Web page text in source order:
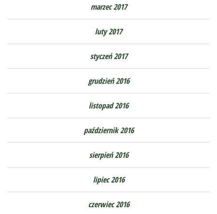
marzec 2017
luty 2017
styczeń 2017
grudzień 2016
listopad 2016
październik 2016
sierpień 2016
lipiec 2016
czerwiec 2016